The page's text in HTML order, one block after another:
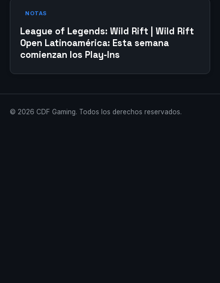
NOTAS
League of Legends: Wild Rift | Wild Rift
Open Latinoamérica: Esta semana
comienzan los Play-Ins
© 2026 CDF Gaming. Todos los derechos reservados.